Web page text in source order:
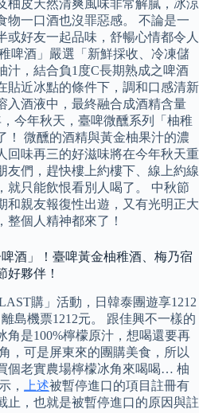
柚皮天然清爽風味非常解膩，冰涼
物一口酒也沒罪惡感。 不論是一
或好友一起品味，舒暢心情都令人
啤酒」嚴選「新鮮採收、冷凍儲
汁，結合負1度C長期熟成之啤酒
貼近冰點的條件下，調和口感清新
入酒液中，最終融合成酒精含量
今年秋天，臺啤微醺系列「柚稚
！ 微醺的酒精與黃金柚果汁的濃
回味再三的好滋味將在今年秋天重
友們，趕快樓上約樓下、線上約線
就只能飲恨看別人喝了。 中秋節
和親友報復性出遊，又有光明正大
整個人精神都來了！
酒」！臺啤黃金柚稚酒、梅乃宿
好夥伴！
購」活動，日韓泰團遊享1212
島機票1212元。 跟佳興不一樣的
角是100%檸檬原汁，想喝還要再
，可是屏東來的團購美食，所以
個老實農場檸檬冰角來喝喝… 柚
，
上述被暫停進口的項目註冊有
止，也就是被暫停進口的原因與註